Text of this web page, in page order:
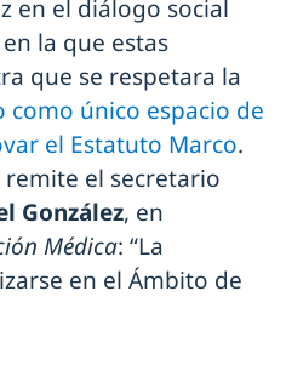
en el diálogo social
la que estas
que se respetara la
único espacio de
el Estatuto Marco.
remite el secretario
González, en
Médica: “La
en el Ámbito de